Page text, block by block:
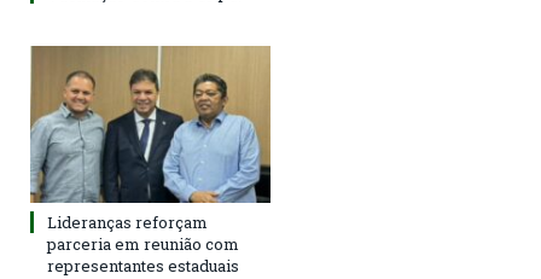
Lideranças reforçam
parceria em reunião com
representantes estaduais